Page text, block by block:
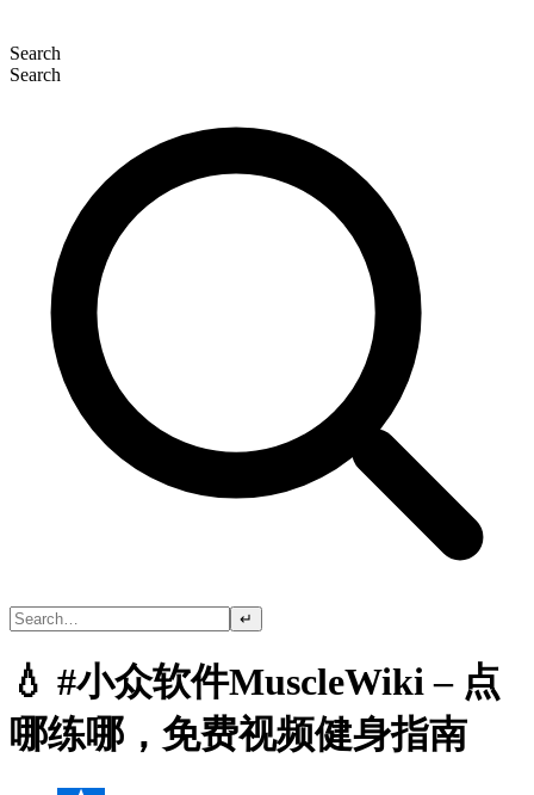
Search
Search
↵
💧 #小众软件MuscleWiki – 点
哪练哪，免费视频健身指南